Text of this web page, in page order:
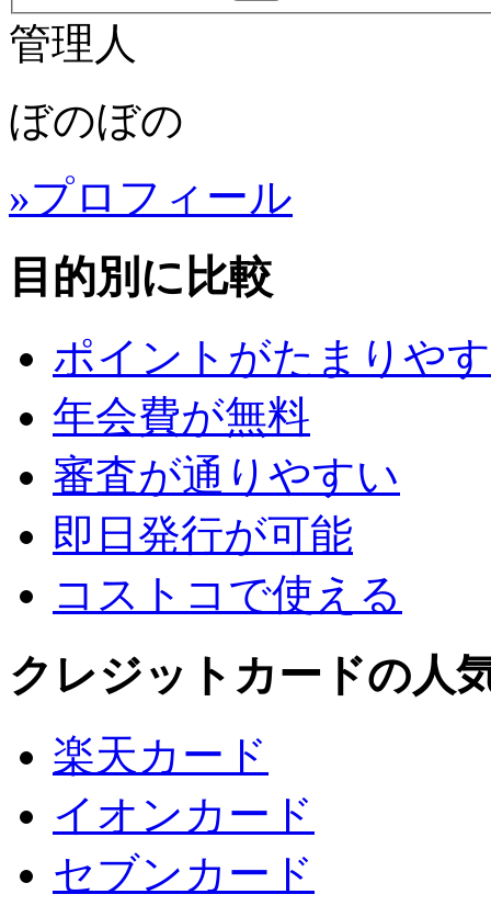
管理人
ぼのぼの
»プロフィール
目的別に比較
ポイントがたまりや
年会費が無料
審査が通りやすい
即日発行が可能
コストコで使える
クレジットカードの人
楽天カード
イオンカード
セブンカード